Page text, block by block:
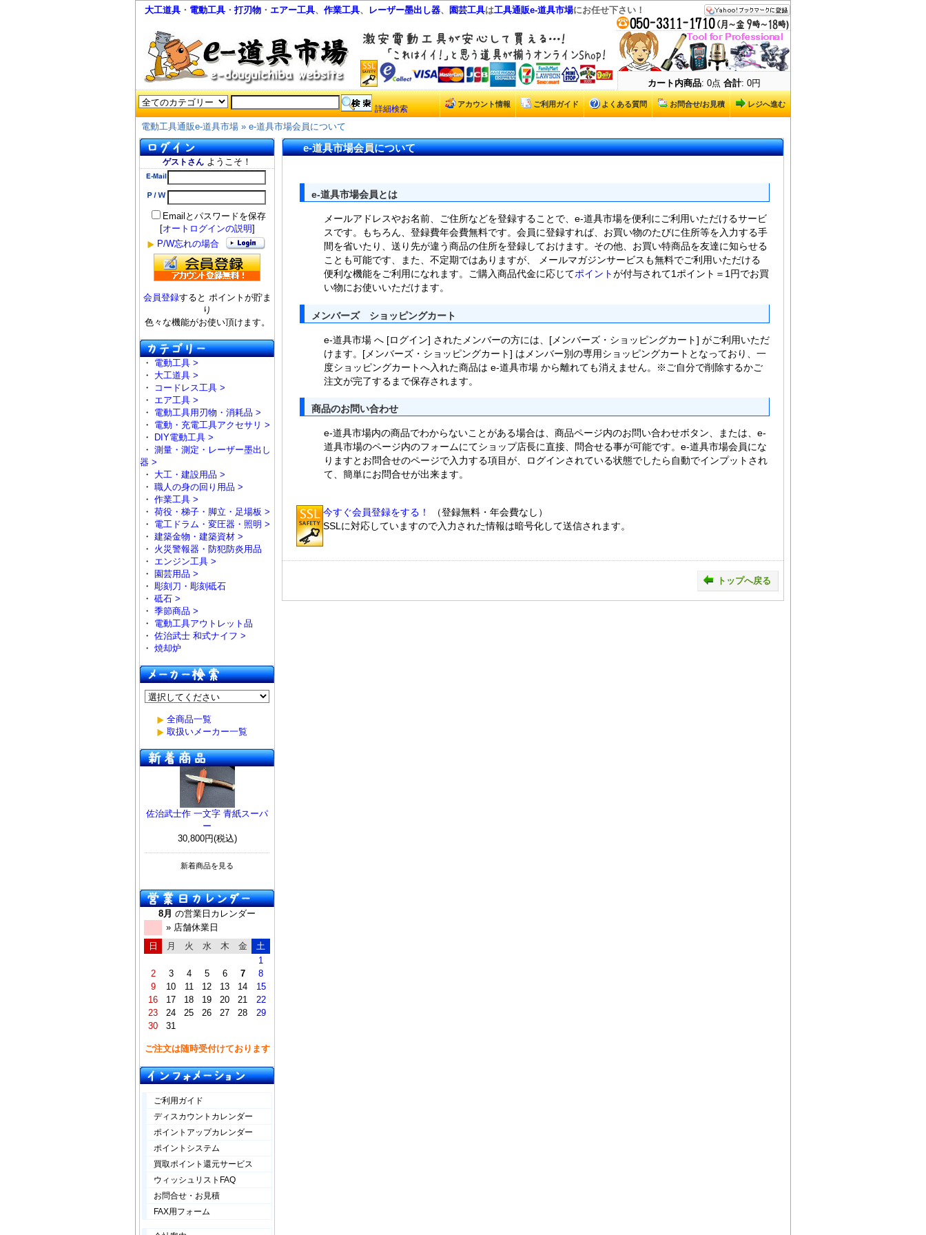
大工道具 ・ 電動工具 ・ 打刃物 ・ エアー工具、 作業工具、 レーザー墨出し器、 園芸工具は工具通販e-道具市場にお任せ下さい！
カート内商品: 0点 合計: 0円
詳細検索 レジへ進む
お問合せ/お見積
よくある質問
ご利用ガイド
アカウント情報
電動工具通販e-道具市場 » e-道具市場会員について
ゲストさん ようこそ！
Emailとパスワードを保存
[オートログインの説明]
P/W忘れの場合
会員登録すると ポイントが貯ま
り
色々な機能がお使い頂けます。
・ 電動工具 >
・ 大工道具 >
・
コードレス工具 >
・ エア工具 >
・ 電動工具用刃物・消耗品 >
・ 電動・充電工具アクセサリ >
・
DIY電動工具 >
・ 測量・測定・レーザー墨出し
器 >
・ 大工・建設用品 >
・ 職人の身の回り用品 >
・ 作業工具 >
・ 荷役・梯子・脚立・足場板 >
・ 電工ドラム・変圧器・照明 >
・ 建築金物・建築資材 >
・ 火災警報器・防犯防炎用品
・ エンジン工具 >
・ 園芸用品 >
・ 彫刻刀・彫刻砥石
・ 砥石 >
・ 季節商品 >
・ 電動工具アウトレット品
・ 佐治武士 和式ナイフ >
・ 焼却炉
全商品一覧
取扱いメーカー一覧
佐治武士作 一文字 青紙スーパ
ー
30,800円(税込)
新着商品を見る
8月 の営業日カレンダー
» 店舗休業日
日
月 火 水 木 金
土
1
2
3 4 5 6 7
8
9
10 11 12 13 14
15
16
17 18 19 20 21
22
23
24 25 26 27 28
29
30
31
ご注文は随時受付けております
ご利用ガイド
ディスカウントカレンダー
ポイントアップカレンダー
ポイントシステム
買取ポイント還元サービス
ウィッシュリストFAQ
お問合せ・お見積
FAX用フォーム
e-道具市場会員について
e-道具市場会員とは
メールアドレスやお名前、ご住所などを登録することで、e-道具市場を便利にご利用いただけるサービ
スです。もちろん、登録費年会費無料です。会員に登録すれば、お買い物のたびに住所等を入力する手
間を省いたり、送り先が違う商品の住所を登録しておけます。その他、お買い特商品を友達に知らせる
ことも可能です、また、不定期ではありますが、 メールマガジンサービスも無料でご利用いただける
便利な機能をご利用になれます。ご購入商品代金に応じてポイントが付与されて1ポイント＝1円でお買
い物にお使いいただけます。
メンバーズ ショッピングカート
e-道具市場 へ [ログイン] されたメンバーの方には、[メンバーズ・ショッピングカート] がご利用いただ
けます。[メンバーズ・ショッピングカート] はメンバー別の専用ショッピングカートとなっており、一
度ショッピングカートへ入れた商品は e-道具市場 から離れても消えません。※ご自分で削除するかご
注文が完了するまで保存されます。
商品のお問い合わせ
e-道具市場内の商品でわからないことがある場合は、商品ページ内のお問い合わせボタン、または、e-
道具市場のページ内のフォームにてショップ店長に直接、問合せる事が可能です。e-道具市場会員にな
りますとお問合せのページで入力する項目が、ログインされている状態でしたら自動でインプットされ
て、簡単にお問合せが出来ます。
今すぐ会員登録をする！
（登録無料・年会費なし）
SSLに対応していますので入力された情報は暗号化して送信されます。
トップへ戻る